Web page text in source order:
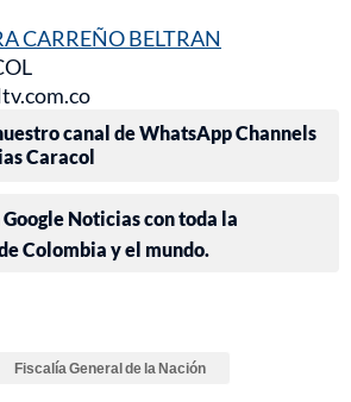
CARREÑO BELTRAN
canal de WhatsApp Channels
Caracol
Noticias con toda la
Colombia y el mundo.
Fiscalía General de la Nación